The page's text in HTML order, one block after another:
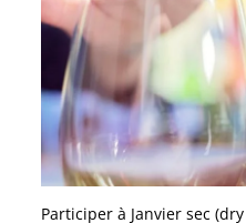
Participer à Janvier sec